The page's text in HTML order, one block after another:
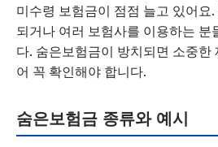
미수령 보험금이 점점 늘고 있어요
되거나 여러 보험사를 이용하는 분
다. 숨은보험금이 방치되면 소중한
어 꼭 확인해야 합니다.
숨은보험금 종류와 예시